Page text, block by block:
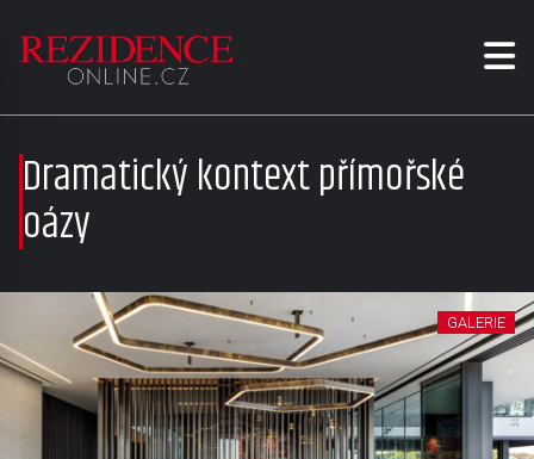
Dramatický kontext přímořské
oázy
GALERIE